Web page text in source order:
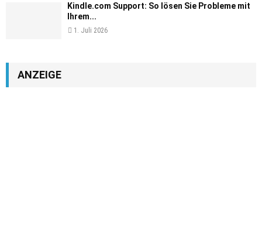
Kindle.com Support: So lösen Sie Probleme mit
Ihrem...
1. Juli 2026
ANZEIGE